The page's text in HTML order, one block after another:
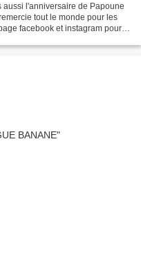
aussi l'anniversaire de Papoune
tout le monde pour les
facebook et instagram pour